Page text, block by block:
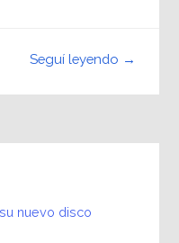
Seguí leyendo →
nuevo disco